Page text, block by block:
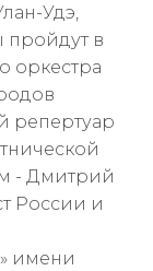
Удэ,
пройдут в
оркестра
репертуар
- Дмитрий
России и
имени